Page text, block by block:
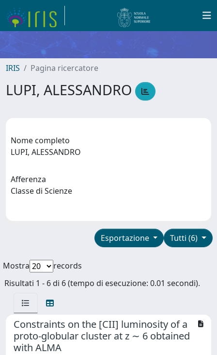
IRIS Pagina ricercatore
LUPI, ALESSANDRO
Nome completo
LUPI, ALESSANDRO
Afferenza
Classe di Scienze
Tutti (6)
Esportazione
Mostra
records
Risultati 1 - 6 di 6 (tempo di esecuzione: 0.01 secondi).
Constraints on the [CII] luminosity of a
proto-globular cluster at z ∼ 6 obtained
with ALMA